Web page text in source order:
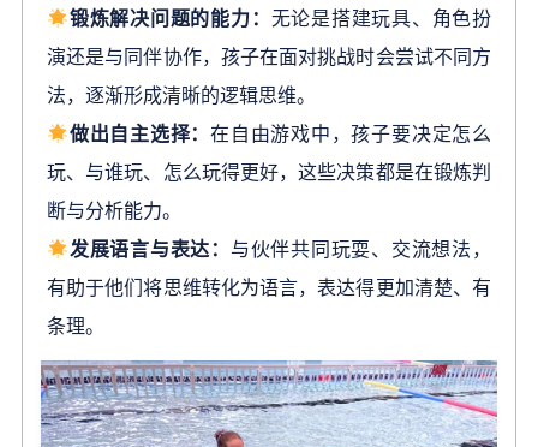
锻炼解决问题的能力： 无论是搭建玩具、角色扮
演还是与同伴协作，孩子在面对挑战时会尝试不同方
法，逐渐形成清晰的逻辑思维。
做出自主选择：在自由游戏中，孩子要决定怎么
玩、与谁玩、怎么玩得更好，这些决策都是在锻炼判
断与分析能力。
发展语言与表达： 与伙伴共同玩耍、交流想法，
有助于他们将思维转化为语言，表达得更加清楚、有
条理。